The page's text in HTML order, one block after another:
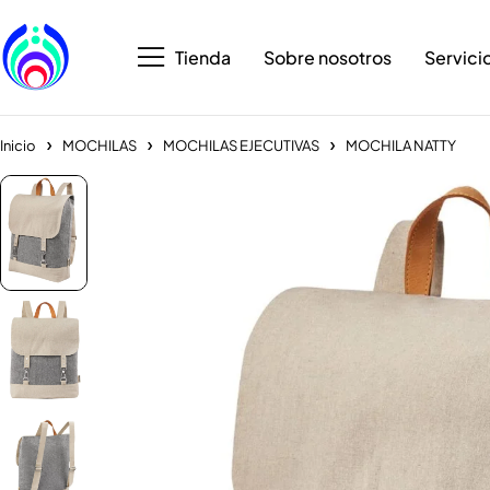
Tienda Sobre nosotros
Inicio MOCHILAS MOCHILAS EJECUTIVAS MOCHILA NATTY